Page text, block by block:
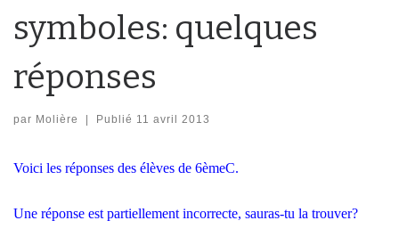
symboles: quelques
réponses
par Molière Publié 11 avril 2013
Voici les réponses des élèves de 6èmeC.
Une réponse est partiellement incorrecte, sauras-tu la trouver?